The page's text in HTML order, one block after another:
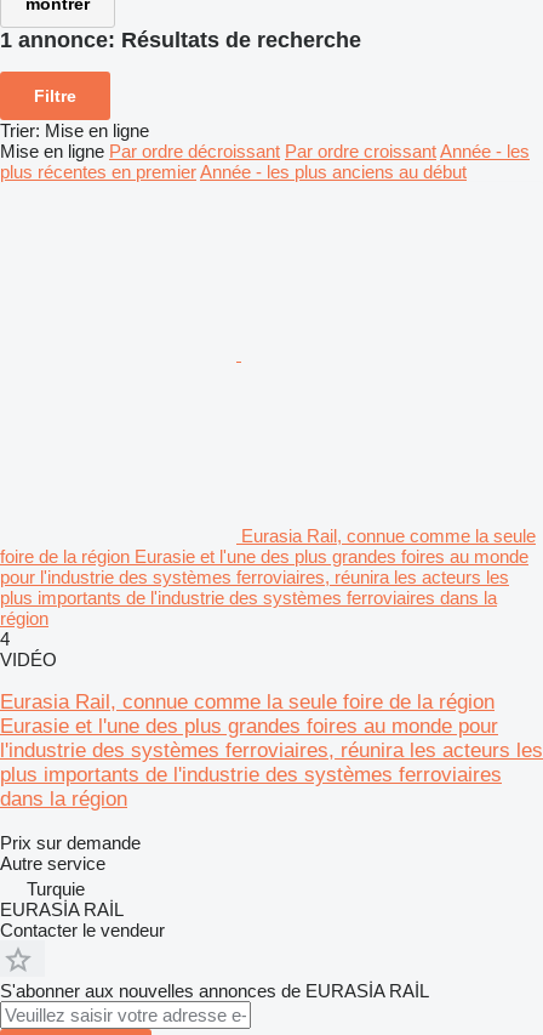
1 annonce: Résultats de recherche
Filtre
Trier: Mise en ligne
Mise en ligne Par ordre décroissant Par ordre croissantAnnée - les
plus récentes en premierAnnée - les plus anciens au début
Eurasia Rail, connue comme la seule
foire de la région Eurasie et l'une des plus grandes foires au monde
pour l'industrie des systèmes ferroviaires, réunira les acteurs les
plus importants de l'industrie des systèmes ferroviaires dans la
région
4
VIDÉO
Eurasia Rail, connue comme la seule foire de la région
Eurasie et l'une des plus grandes foires au monde pour
l'industrie des systèmes ferroviaires, réunira les acteurs les
plus importants de l'industrie des systèmes ferroviaires
dans la région
Prix sur demande
Autre service
Turquie
EURASİA RAİL
Contacter le vendeur
S'abonner aux nouvelles annonces de EURASİA RAİL